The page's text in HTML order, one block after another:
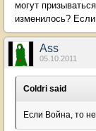
могут
изменилось?
Ass
05.10.2011
Coldri said
Если Война, то